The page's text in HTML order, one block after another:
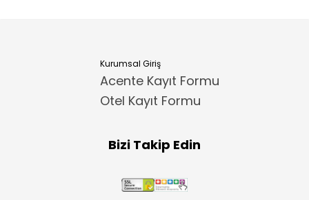
Kurumsal Giriş
Acente Kayıt Formu
Otel Kayıt Formu
Bizi Takip Edin